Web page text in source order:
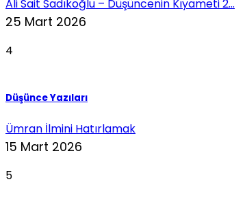
Ali Sait Sadıkoğlu – Düşüncenin Kıyameti 2...
25 Mart 2026
4
Düşünce Yazıları
Ümran İlmini Hatırlamak
15 Mart 2026
5